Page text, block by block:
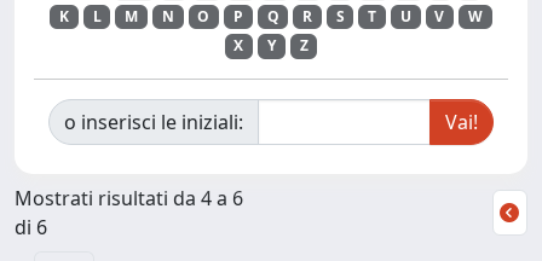
K
L M N O P Q R S T U V
W
X
Y Z
o inserisci le iniziali:
Mostrati risultati da 4 a 6
di 6